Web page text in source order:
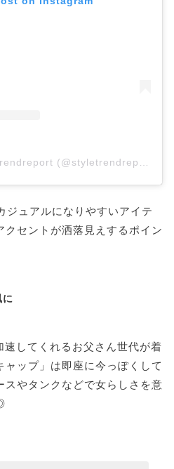
ジュアルになりやすいアイテ
クセントが洒落見えするポイン
速してくれるお父さん世代が着
ップ」は即座に今っぽくして
スやタンクなどで女らしさを意